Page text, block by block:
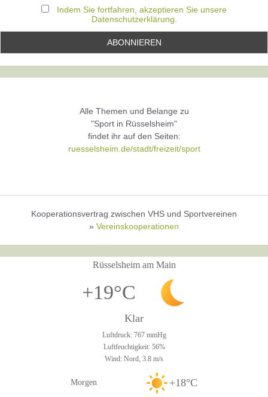
Indem Sie fortfahren, akzeptieren Sie unsere
Datenschutzerklärung.
Alle Themen und Belange zu
"Sport in Rüsselsheim"
findet ihr auf den Seiten:
ruesselsheim.de/stadt/freizeit/sport
Kooperationsvertrag zwischen VHS und Sportvereinen
» Vereinskooperationen
Rüsselsheim am Main
+19°C
Klar
Luftdruck: 767 mmHg
Luftfeuchtigkeit: 56%
Wind: Nord, 3.8 m/s
Morgen +18°C